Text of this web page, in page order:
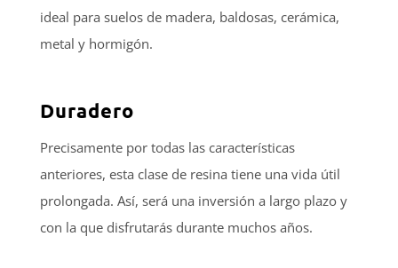
ideal para suelos de madera, baldosas, cerámica,
metal y hormigón.
Duradero
Precisamente por todas las características
anteriores, esta clase de resina tiene una vida útil
prolongada. Así, será una inversión a largo plazo y
con la que disfrutarás durante muchos años.